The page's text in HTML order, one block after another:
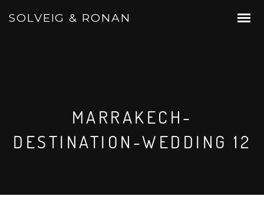
SOLVEIG & RONAN
MARRAKECH-
DESTINATION-WEDDING 12